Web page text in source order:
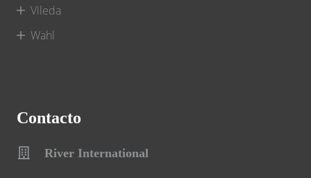
Vileda
Wahl
Contacto
River International